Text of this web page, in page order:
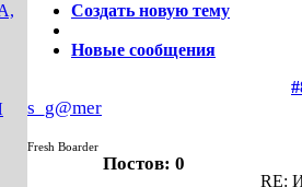
Создать новую тему
Новые сообщения
s_g@mer
Fresh Boarder
Постов: 0
RE: